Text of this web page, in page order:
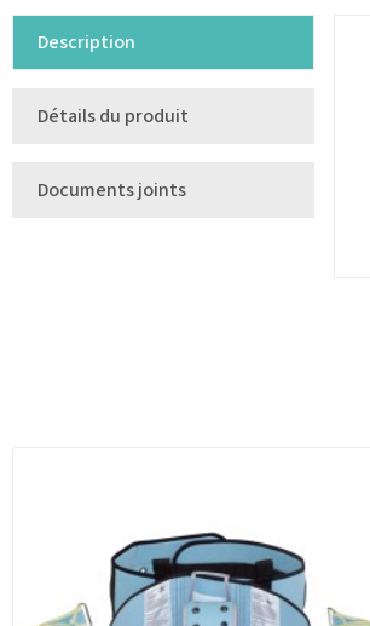
Description
Détails du produit
Documents joints